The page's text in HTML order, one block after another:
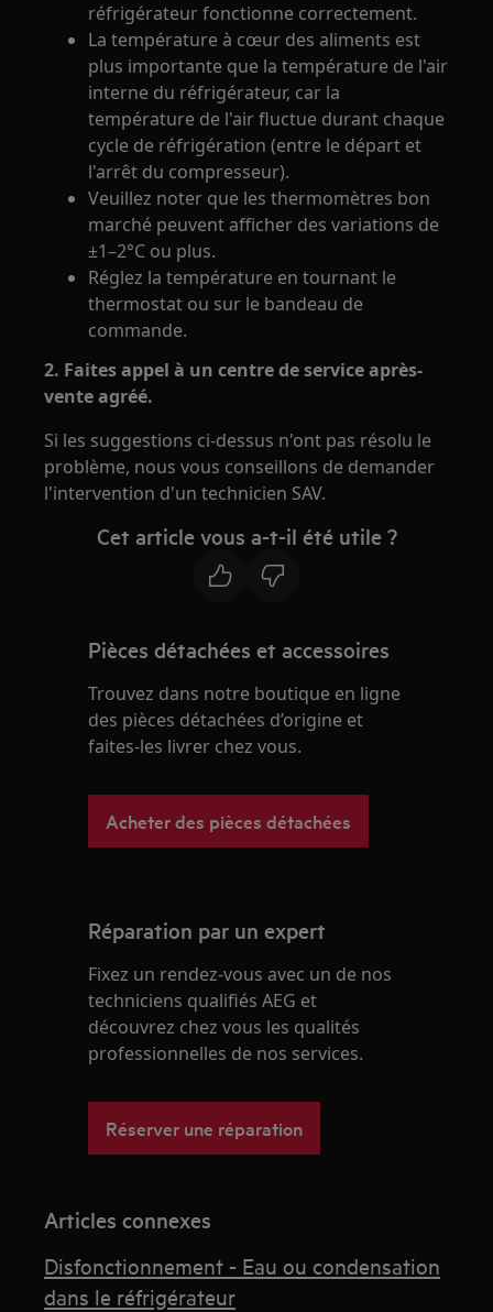
réfrigérateur fonctionne correctement.
La température à cœur des aliments est
plus importante que la température de l'air
interne du réfrigérateur, car la
température de l'air fluctue durant chaque
cycle de réfrigération (entre le départ et
l'arrêt du compresseur).
Veuillez noter que les thermomètres bon
marché peuvent afficher des variations de
±1–2°C ou plus.
Réglez la température en tournant le
thermostat ou sur le bandeau de
commande.
2. Faites appel à un centre de service après-
vente agréé.
Si les suggestions ci-dessus n'ont pas résolu le
problème, nous vous conseillons de demander
l'intervention d'un technicien SAV.
Cet article vous a-t-il été utile ?
Pièces détachées et accessoires
Trouvez dans notre boutique en ligne
des pièces détachées d’origine et
faites-les livrer chez vous.
Acheter des pièces détachées
Réparation par un expert
Fixez un rendez-vous avec un de nos
techniciens qualifiés AEG et
découvrez chez vous les qualités
professionnelles de nos services.
Réserver une réparation
Articles connexes
Disfonctionnement - Eau ou condensation
dans le réfrigérateur